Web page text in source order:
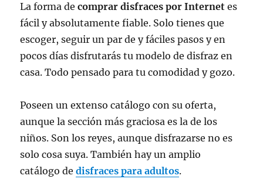
La forma decomprar disfraces por Internet es
fácil y absolutamente fiable. Solo tienes que
escoger, seguir un par de y fáciles pasos y en
pocos días disfrutarás tu modelo de disfraz en
casa. Todo pensado para tu comodidad y gozo.
Poseen un extenso catálogo con su oferta,
aunque la sección más graciosa es la de los
niños. Son los reyes, aunque disfrazarse no es
solo cosa suya. También hay un amplio
catálogo dedisfraces para adultos.